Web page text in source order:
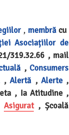
, membră cu
Asociațiilor de
319.32.66 , mail
, Consumers
,Alertă ,Alerte ,
, Ia Atitudine ,
Asigurat , Școală